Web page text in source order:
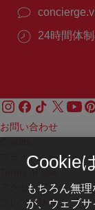
24時間体
お問い合わせ
プライバシーポリシ
アクセシビリティ
プレス連絡先
Cookie
もちろん無
が、ウェブ